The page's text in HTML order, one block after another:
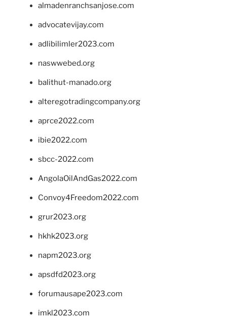
almadenranchsanjose.com
advocatevijay.com
adlibilimler2023.com
naswwebed.org
balithut-manado.org
alteregotradingcompany.org
aprce2022.com
ibie2022.com
sbcc-2022.com
AngolaOilAndGas2022.com
Convoy4Freedom2022.com
grur2023.org
hkhk2023.org
napm2023.org
apsdfd2023.org
forumausape2023.com
imkl2023.com